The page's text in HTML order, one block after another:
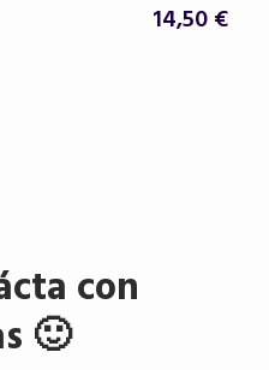
14,50€
con
🙂